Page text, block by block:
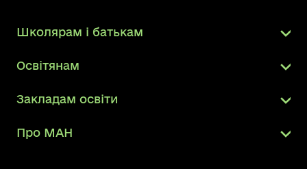
Школярам і батькам
Освітянам
Закладам освіти
Про МАН